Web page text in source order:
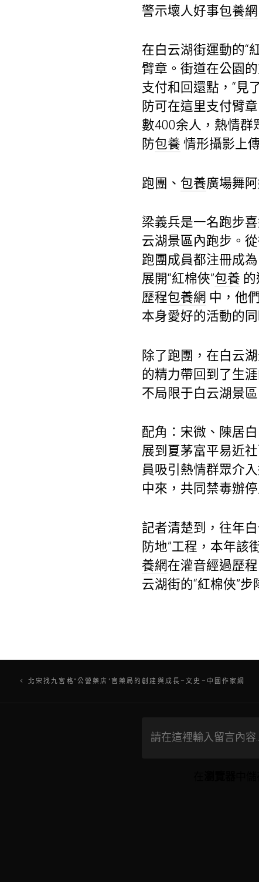
警示壞人好事包養網
在白云湖街運動的“
臂章。街道在公園
支付和回還點，“見
防可在這里支付臂
數400余人，熱情群
防包養 情形攝影上
跑團、 包養廣場舞
梁義兵是一名跑步
云湖景區內跑步。
跑團成員都注冊成
展開“紅棉俠”包養 的
歷程包養網 中，他
本身愛好的活動的
除了跑團，在白云
的精力帶回到了生
不局限于白云湖景
配角：宋微、陳居
展到夏茅富平易近
員吸引熱情群眾介
中來，共同禁毒辦
記者清楚到，往年
防地”工程，本年該
養網在灌音經過歷
云湖街的“紅棉俠”步
文北宋找九宮格“公營藥店”官藥局的創建與成長–文史–中國作家網